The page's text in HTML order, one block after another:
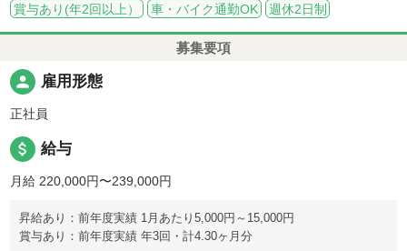
賞与あり(年2回以上）
車・バイク通勤OK 週休2日制
募集要項
person 雇用形態
正社員
attach_money 給与
月給 220,000円〜239,000円
昇給あり：前年度実績 1月あたり5,000円～15,000円
賞与あり：前年度実績 年3回・計4.30ヶ月分